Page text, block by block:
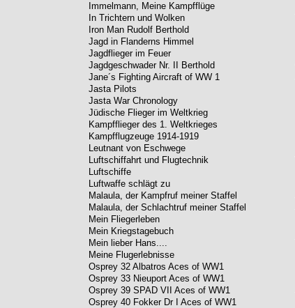
Immelmann, Meine Kampfflüge
In Trichtern und Wolken
Iron Man Rudolf Berthold
Jagd in Flanderns Himmel
Jagdflieger im Feuer
Jagdgeschwader Nr. II Berthold
Jane´s Fighting Aircraft of WW 1
Jasta Pilots
Jasta War Chronology
Jüdische Flieger im Weltkrieg
Kampfflieger des 1. Weltkrieges
Kampfflugzeuge 1914-1919
Leutnant von Eschwege
Luftschiffahrt und Flugtechnik
Luftschiffe
Luftwaffe schlägt zu
Malaula, der Kampfruf meiner Staffel
Malaula, der Schlachtruf meiner Staffel
Mein Fliegerleben
Mein Kriegstagebuch
Mein lieber Hans....
Meine Flugerlebnisse
Osprey 32 Albatros Aces of WW1
Osprey 33 Nieuport Aces of WW1
Osprey 39 SPAD VII Aces of WW1
Osprey 40 Fokker Dr I Aces of WW1